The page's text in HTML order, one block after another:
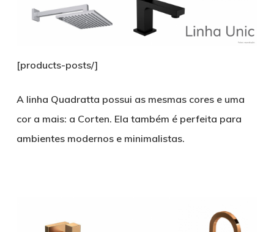
[products-posts/]
A linha Quadratta possui as mesmas cores e uma
cor a mais: a Corten. Ela também é perfeita para
ambientes modernos e minimalistas.